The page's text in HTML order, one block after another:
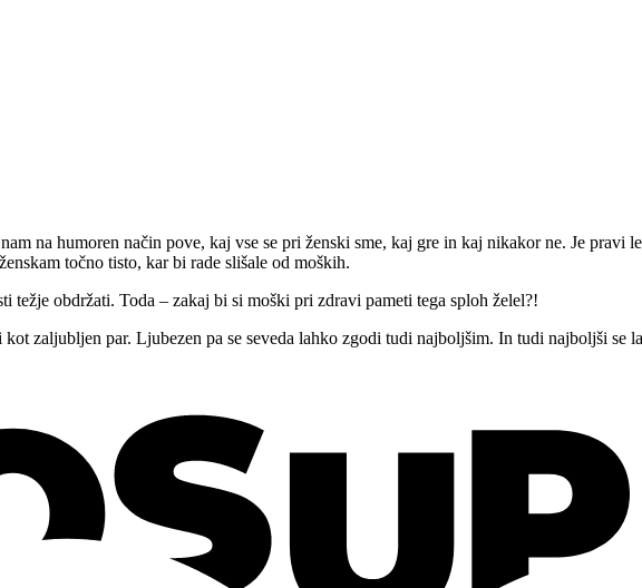
na humoren način pove, kaj vse se pri ženski sme, kaj gre in kaj nikakor ne. Je pravi
točno tisto, kar bi rade slišale od moških.
obdržati. Toda – zakaj bi si moški pri zdravi pameti tega sploh želel?!
zaljubljen par. Ljubezen pa se seveda lahko zgodi tudi najboljšim. In tudi najboljši se